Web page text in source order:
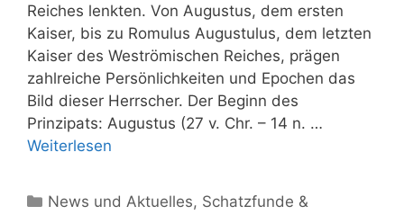
Reiches lenkten. Von Augustus, dem ersten
Kaiser, bis zu Romulus Augustulus, dem letzten
Kaiser des Weströmischen Reiches, prägen
zahlreiche Persönlichkeiten und Epochen das
Bild dieser Herrscher. Der Beginn des
Prinzipats: Augustus (27 v. Chr. – 14 n. …
Weiterlesen
Kategorien
News und Aktuelles, Schatzfunde &